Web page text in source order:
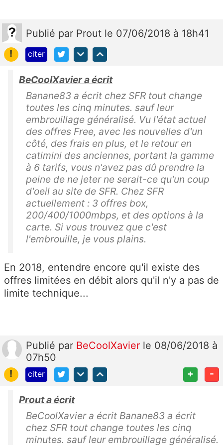
Publié par Prout le 07/06/2018 à 18h41
!
citer
BeCoolXavier a écrit
Banane83 a écrit chez SFR tout change
toutes les cinq minutes. sauf leur
embrouillage généralisé. Vu l'état actuel
des offres Free, avec les nouvelles d'un
côté, des frais en plus, et le retour en
catimini des anciennes, portant la gamme
à 6 tarifs, vous n'avez pas dû prendre la
peine de ne jeter ne serait-ce qu'un coup
d'oeil au site de SFR. Chez SFR
actuellement : 3 offres box,
200/400/1000mbps, et des options à la
carte. Si vous trouvez que c'est
l'embrouille, je vous plains.
En 2018, entendre encore qu'il existe des
offres limitées en débit alors qu'il n'y a pas de
limite technique...
Publié par BeCoolXavier le 08/06/2018 à
07h50
!
citer + -
Prout a écrit
BeCoolXavier a écrit Banane83 a écrit
chez SFR tout change toutes les cinq
minutes. sauf leur embrouillage généralisé.